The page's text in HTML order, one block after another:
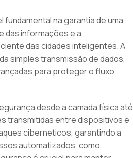
fundamental na garantia de uma
das informações e a
das cidades inteligentes. A
simples transmissão de dados,
para proteger o fluxo
desde a camada física até
transmitidas entre dispositivos e
cibernéticos, garantindo a
automatizados, como